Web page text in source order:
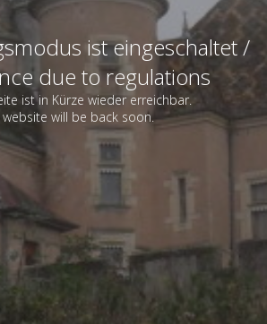
ist eingeschaltet /
due to regulations
ist in Kürze wieder erreichbar.
website will be back soon.